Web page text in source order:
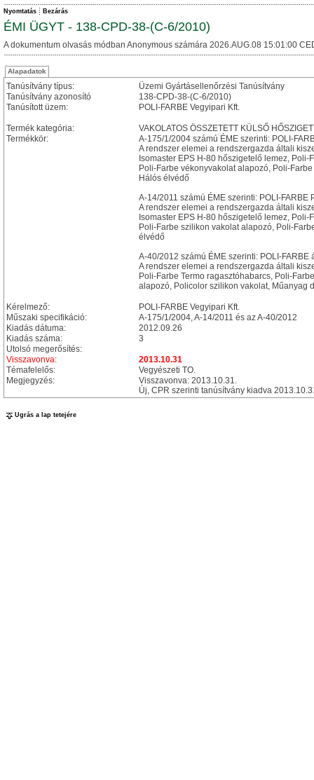
Nyomtatás Bezárás
ÉMI ÜGYT - 138-CPD-38-(C-6/2010)
A dokumentum olvasás módban Anonymous számára 2026.AUG.08 15:01:00
Alapadatok
Tanúsítvány típus:
Üzemi Gyártásellenőrzési Tanúsítvány
Tanúsítvány azonosító
138-CPD-38-(C-6/2010)
Tanúsított üzem:
POLI-FARBE Vegyipari Kft.
Termék kategória:
VAKOLATOS ÖSSZETETT KÜLSŐ
Termékkör:
A-175/1/2004 számú ÉME szerinti: POLI-
A rendszer elemei a rendszergazda általi
Isomaster EPS H-80 hőszigetelő lemez,
Poli-Farbe vékonyvakolat alapozó, Poli-
Hálós élvédő
A-14/2011 számú ÉME szerinti: POLI-
A rendszer elemei a rendszergazda általi
Isomaster EPS H-80 hőszigetelő lemez,
Poli-Farbe szilikon vakolat alapozó, Poli-
élvédő
A-40/2012 számú ÉME szerinti: POLI-
A rendszer elemei a rendszergazda általi
Poli-Farbe Termo ragasztóhabarcs, Poli-
alapozó, Policolor szilikon vakolat, Műanyag
Kérelmező:
POLI-FARBE Vegyipari Kft.
Műszaki specifikáció:
A-175/1/2004, A-14/2011 és az A-40/2012
Kiadás dátuma:
2012.09.26
Kiadás száma:
3
Utolsó megerősítés:
Visszavonva:
2013.10.31
Témafelelős:
Vegyészeti TO.
Megjegyzés:
Visszavonva: 2013.10.31.
Új, CPR szerinti tanúsítvány kiadva
Ugrás a lap tetejére